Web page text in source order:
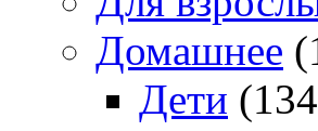
Домашнее
Дети